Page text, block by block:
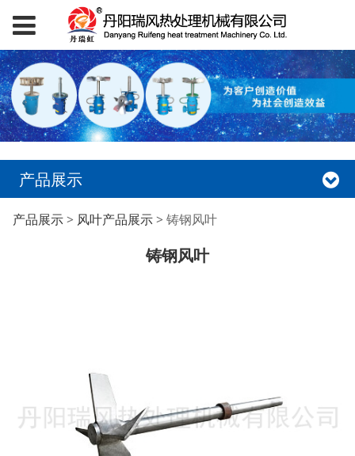
产品展示
铸钢风叶
产品展示> 风叶产品展示> 铸钢风叶
铸钢风叶